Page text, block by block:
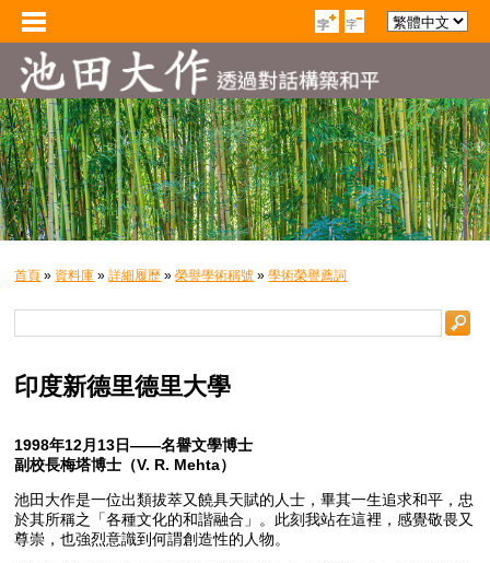
首頁 » 資料庫 »詳細履歷 »榮譽學術稱號 »學術榮譽薦詞
印度新德里德里大學
1998年12月13日——名譽文學博士
副校長梅塔博士（V. R. Mehta）
池田大作是一位出類拔萃又饒具天賦的人士，畢其一生追求和平，忠
於其所稱之「各種文化的和諧融合」。此刻我站在這裡，感覺敬畏又
尊崇，也強烈意識到何謂創造性的人物。